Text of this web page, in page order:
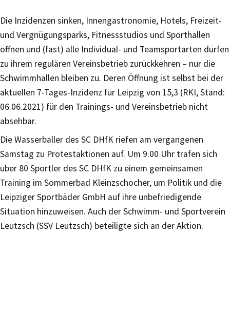
Die Inzidenzen sinken, Innengastronomie, Hotels, Freizeit-
und Vergnügungsparks, Fitnessstudios und Sporthallen
öffnen und (fast) alle Individual- und Teamsportarten dürfen
zu ihrem regulären Vereinsbetrieb zurückkehren – nur die
Schwimmhallen bleiben zu. Deren Öffnung ist selbst bei der
aktuellen 7-Tages-Inzidenz für Leipzig von 15,3 (RKI, Stand:
06.06.2021) für den Trainings- und Vereinsbetrieb nicht
absehbar.
Die Wasserballer des SC DHfK riefen am vergangenen
Samstag zu Protestaktionen auf. Um 9.00 Uhr trafen sich
über 80 Sportler des SC DHfK zu einem gemeinsamen
Training im Sommerbad Kleinzschocher, um Politik und die
Leipziger Sportbäder GmbH auf ihre unbefriedigende
Situation hinzuweisen. Auch der Schwimm- und Sportverein
Leutzsch (SSV Leutzsch) beteiligte sich an der Aktion.